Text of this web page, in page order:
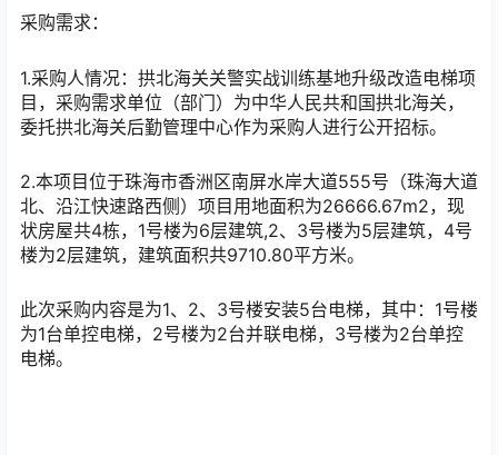
采购需求：
1.采购人情况：拱北海关关警实战训练基地升级改造电梯项
目，采购需求单位（部门）为中华人民共和国拱北海关，
委托拱北海关后勤管理中心作为采购人进行公开招标。
2.本项目位于珠海市香洲区南屏水岸大道555号（珠海大道
北、沿江快速路西侧）项目用地面积为26666.67m2，现
状房屋共4栋，1号楼为6层建筑,2、3号楼为5层建筑，4号
楼为2层建筑，建筑面积共9710.80平方米。
此次采购内容是为1、2、3号楼安装5台电梯，其中：1号楼
为1台单控电梯，2号楼为2台并联电梯，3号楼为2台单控
电梯。